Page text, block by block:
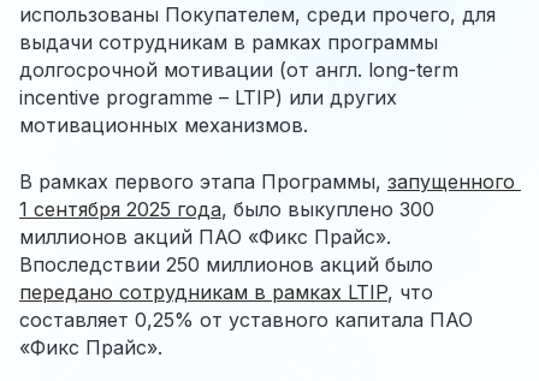
использованы Покупателем, среди прочего, для
выдачи сотрудникам в рамках программы
долгосрочной мотивации (от англ. long-term
incentive programme – LTIP) или других
мотивационных механизмов.
В рамках первого этапа Программы, запущенного
1 сентября 2025 года, было выкуплено 300
миллионов акций ПАО «Фикс Прайс».
Впоследствии 250 миллионов акций было
передано сотрудникам в рамках LTIP, что
составляет 0,25% от уставного капитала ПАО
«Фикс Прайс».